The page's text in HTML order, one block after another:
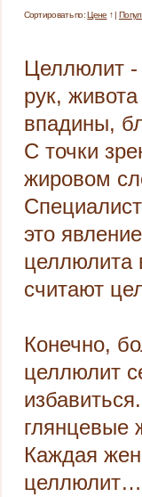
Сортировать по:Цене ↑ |
Целлюлит -
рук,
впадины,
С точки
жировом
это
целлюлита
считают
Конечно,
целлюлит
глянцевые
Каждая
целлюлит…